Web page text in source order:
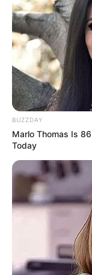
Lageplan als
Das Wissen, das
bei der Tier- und
Charles Darwin
mussten die
BUZZDAY
Marlo Thomas Is
Today